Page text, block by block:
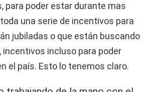
para poder estar durante mas
una serie de incentivos para
jubiladas o que están buscando
incentivos incluso para poder
el país. Esto lo tenemos claro.